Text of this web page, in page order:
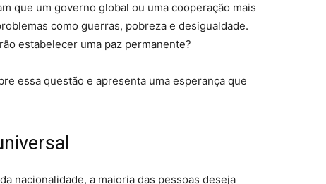
que um governo global ou uma cooperação mais
como guerras, pobreza e desigualdade.
estabelecer uma paz permanente?
essa questão e apresenta uma esperança que
nacionalidade, a maioria das pessoas deseja